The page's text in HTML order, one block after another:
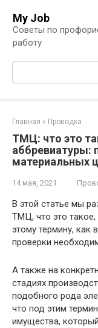
контенту
My Job
Советы по
работу
Главная » Проводка
ТМЦ: что это
аббревиатуры:
материальных
14 мая, 2021
В этой статье мы
ТМЦ, что это
этому термину, как
проверки
А также на
стадиях
подобного рода
что под этим
имущества,